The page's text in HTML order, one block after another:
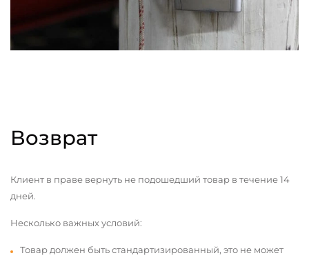
Возврат
Клиент в праве вернуть не подошедший товар в течение 14
дней.
Несколько важных условий:
Товар должен быть стандартизированный, это не может